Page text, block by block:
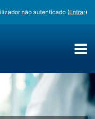
não autenticado (Entrar)